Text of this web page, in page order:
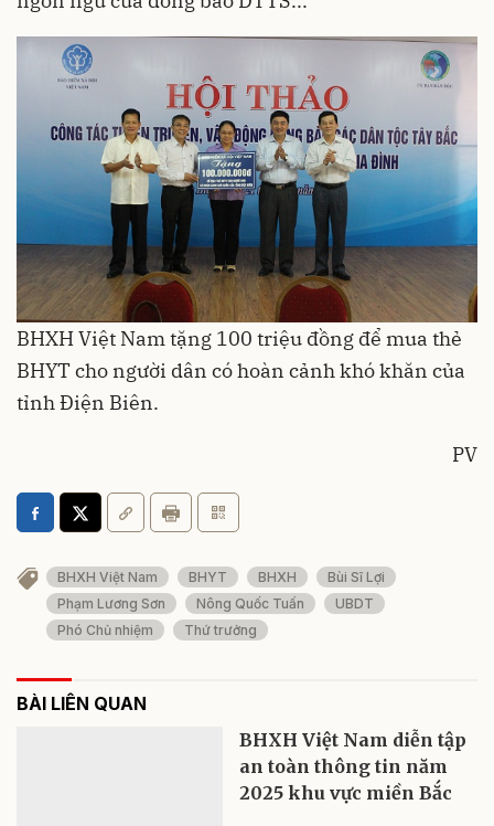
BHXH Việt Nam tặng 100 triệu đồng để mua thẻ
BHYT cho người dân có hoàn cảnh khó khăn của
tỉnh Điện Biên.
PV
BHXH Việt Nam BHYT BHXH
Bùi Sĩ Lợi
Phạm Lương Sơn
Nông Quốc Tuấn
UBDT
Phó Chủ nhiệm
Thứ trưởng
BÀI LIÊN QUAN
BHXH Việt Nam diễn tập
an toàn thông tin năm
2025 khu vực miền Bắc